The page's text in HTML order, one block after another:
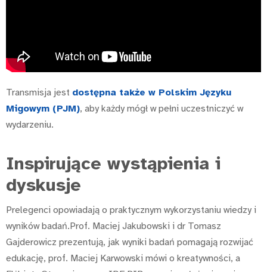
Transmisja jest dostępna także w Polskim Języku
Migowym (PJM), aby każdy mógł w pełni uczestniczyć w
wydarzeniu.
Inspirujące wystąpienia i
dyskusje
Prelegenci opowiadają o praktycznym wykorzystaniu wiedzy i
wyników badań.Prof. Maciej Jakubowski i dr Tomasz
Gajderowicz prezentują, jak wyniki badań pomagają rozwijać
edukację, prof. Maciej Karwowski mówi o kreatywności, a